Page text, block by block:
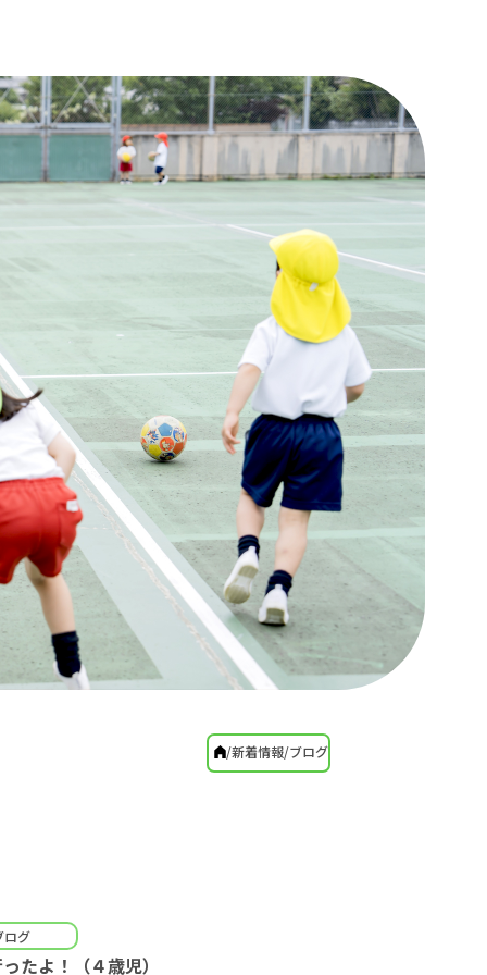
新着情報 ブログ
ログ
たよ！（４歳児）